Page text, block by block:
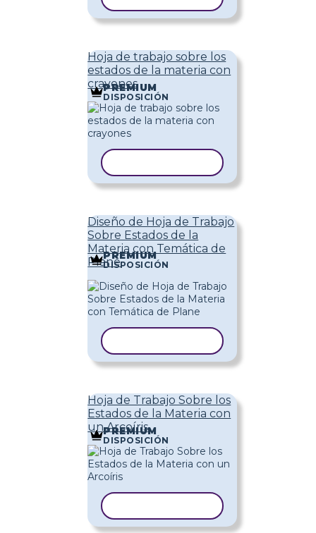
Hoja de trabajo sobre los
estados de la materia con
crayones
PREMIUM
DISPOSICIÓN
Diseño de Hoja de Trabajo
Sobre Estados de la
Materia con Temática de
Plane
PREMIUM
DISPOSICIÓN
Hoja de Trabajo Sobre los
Estados de la Materia con
un Arcoíris
PREMIUM
DISPOSICIÓN